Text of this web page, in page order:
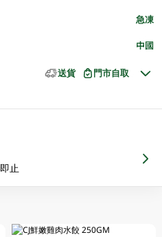
急凍
中國
送貨 門市自取
止